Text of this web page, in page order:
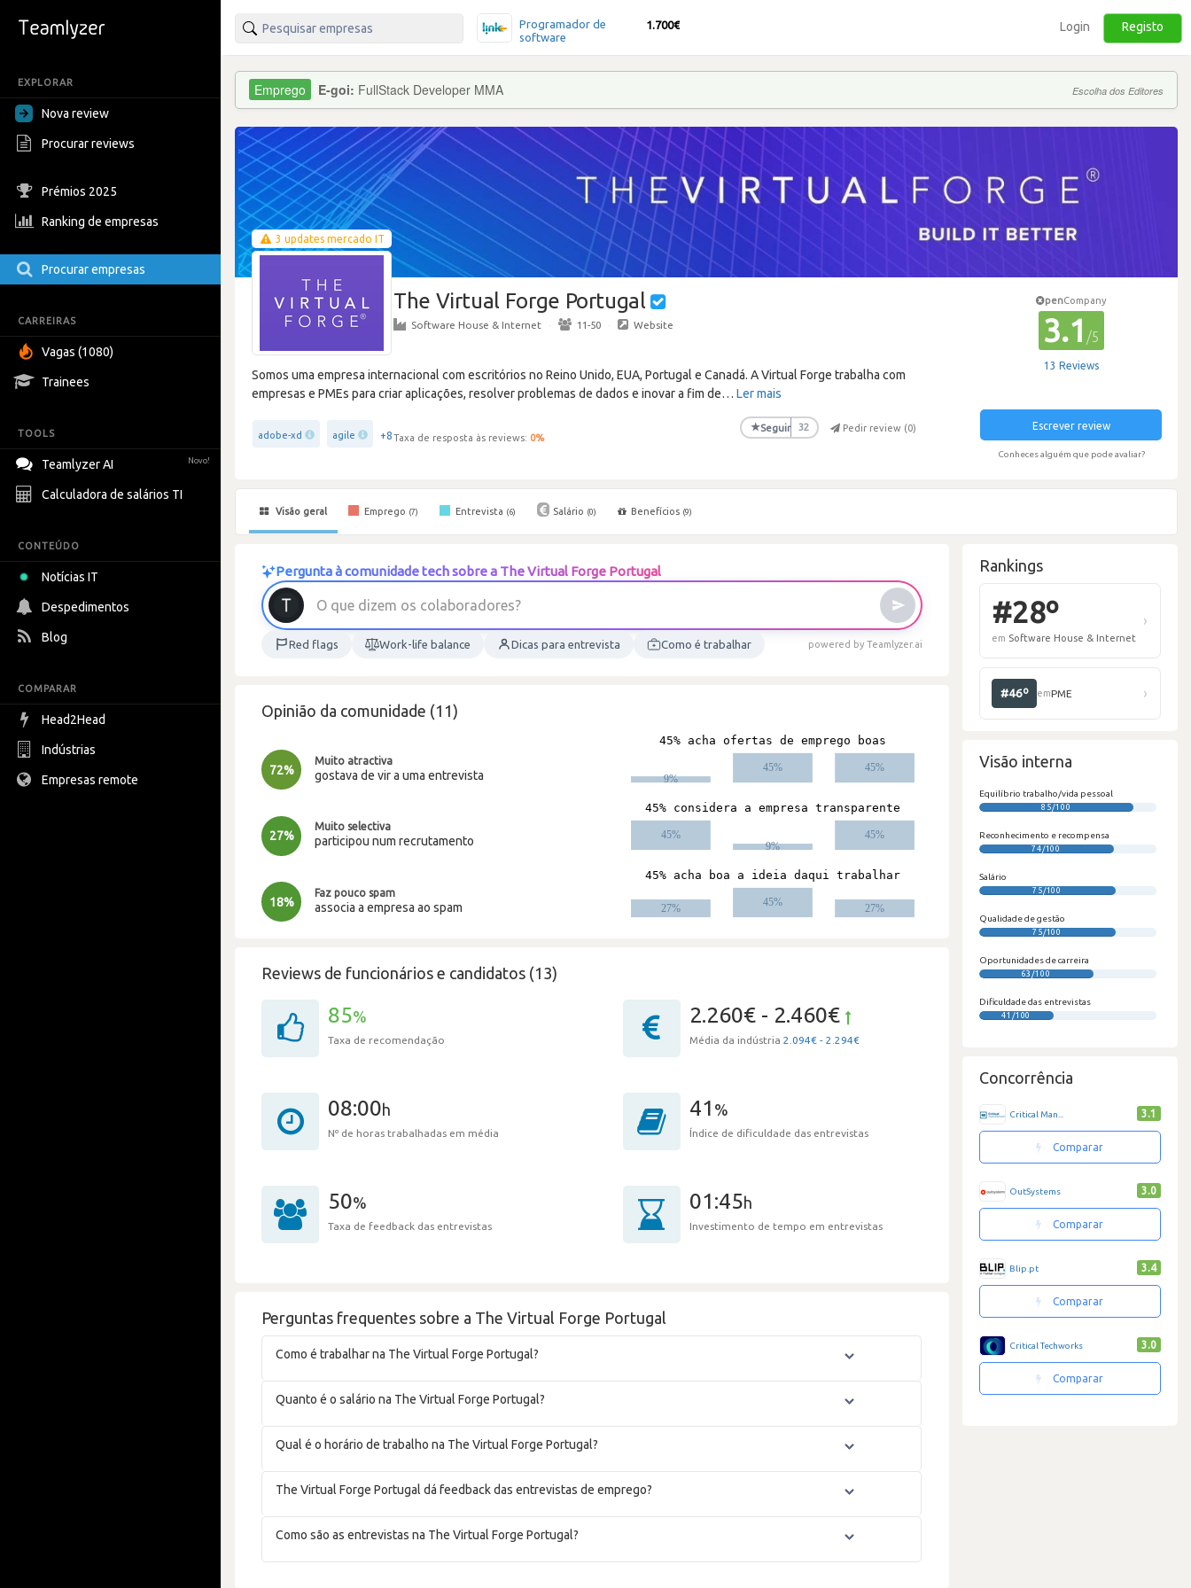
EXPLORAR
Nova review
Procurar reviews
Prémios 2025
Ranking de empresas
Procurar empresas
CARREIRAS
Vagas (1080)
Trainees
TOOLS
Teamlyzer AI Novo!
Calculadora de salários TI
CONTEÚDO
Notícias IT
Despedimentos
Blog
COMPARAR
Head2Head
Indústrias
Empresas remote
Programador de
software
1.700€ Login Registo
E-goi: FullStack Developer MMA Escolha dos Editores
3 updates mercado IT
The Virtual Forge Portugal
Software House & Internet · 11-50 · Website
Somos uma empresa internacional com escritórios no Reino Unido, EUA, Portugal e Canadá. A Virtual Forge trabalha com
empresas e PMEs para criar aplicações, resolver problemas de dados e inovar a fim de… Ler mais
adobe-xd agile +8Taxa de resposta às reviews: 0%
★Seguir 32 Pedir review (0)
penCompany
3.1 /5
13 Reviews
Escrever review
Conheces alguém que pode avaliar?
Visão geral Emprego (7) Entrevista (6) Salário (0) Benefícios (9)
Pergunta à comunidade tech sobre a The Virtual Forge Portugal
O que d izem os colaborad ores?
Red flags Work-life balance Dicas para entrevista Como é trabalhar powered by Teamlyzer.ai
Opinião da comunidade (11)
72%
Muito atractiva
gostava de vir a uma entrevista
27%
Muito selectiva
participou num recrutamento
18%
Faz pouco spam
associa a empresa ao spam
Reviews de funcionários e candidatos (13)
85%
Taxa de recomendação
2.260€ - 2.460€
Média da indústria 2.094€ - 2.294€
08:00h
Nº de horas trabalhadas em média
41 %
Índice de dificuldade das entrevistas
50%
Taxa de feedback das entrevistas
01:45h
Investimento de tempo em entrevistas
Perguntas frequentes sobre a The Virtual Forge Portugal
Como é trabalhar na The Virtual Forge Portugal?
Quanto é o salário na The Virtual Forge Portugal?
Qual é o horário de trabalho na The Virtual Forge Portugal?
The Virtual Forge Portugal dá feedback das entrevistas de emprego?
Como são as entrevistas na The Virtual Forge Portugal?
Rankings
Visão interna
Equilíbrio trabalho/vida pessoal
85/100
Reconhecimento e recompensa
74/100
Salário
75/100
Qualidade de gestão
75/100
Oportunidades de carreira
63/100
Dificuldade das entrevistas
41/100
Concorrência
Critical Man... 3.1
Comparar
OutSystems 3.0
Comparar
Blip.pt 3.4
Comparar
Critical Techworks 3.0
Comparar